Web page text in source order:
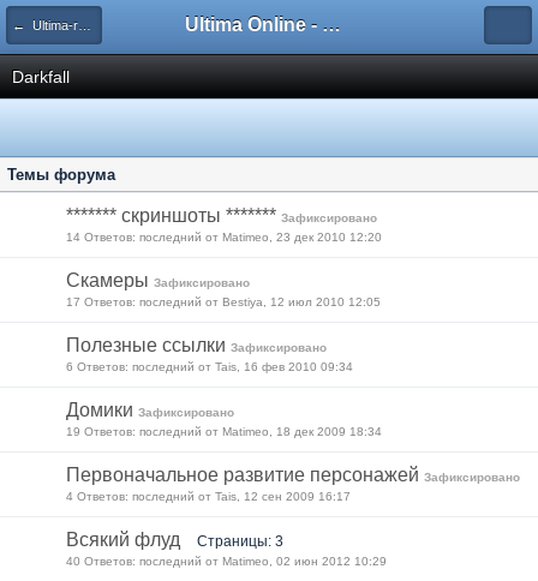
← Ultima-ru.com Ultima Online - Форум Русского сообщества игры
Darkfall
Темы форума
******* скриншоты ******* Зафиксировано
14 Ответов: последний от Matimeo, 23 дек 2010 12:20
Скамеры Зафиксировано
17 Ответов: последний от Bestiya, 12 июл 2010 12:05
Полезные ссылки Зафиксировано
6 Ответов: последний от Tais, 16 фев 2010 09:34
Домики Зафиксировано
19 Ответов: последний от Matimeo, 18 дек 2009 18:34
Первоначальное развитие персонажей Зафиксировано
4 Ответов: последний от Tais, 12 сен 2009 16:17
Всякий флуд Страницы: 3
40 Ответов: последний от Matimeo, 02 июн 2012 10:29